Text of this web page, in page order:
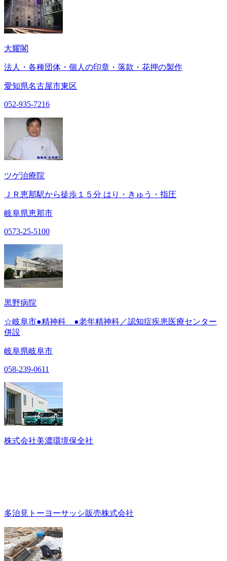
大耀閣
法人・各種団体・個人の印章・落款・花押の製作
愛知県名古屋市東区
052-935-7216
ツゲ治療院
ＪＲ恵那駅から徒歩１５分 はり・きゅう・指圧
岐阜県恵那市
0573-25-5100
黒野病院
☆岐阜市●精神科 ●老年精神科／認知症疾患医療センター
併設
岐阜県岐阜市
058-239-0611
株式会社美濃環境保全社
多治見トーヨーサッシ販売株式会社